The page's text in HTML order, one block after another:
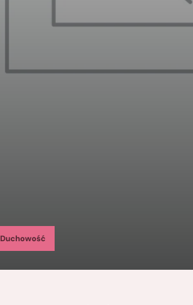
Duchowość